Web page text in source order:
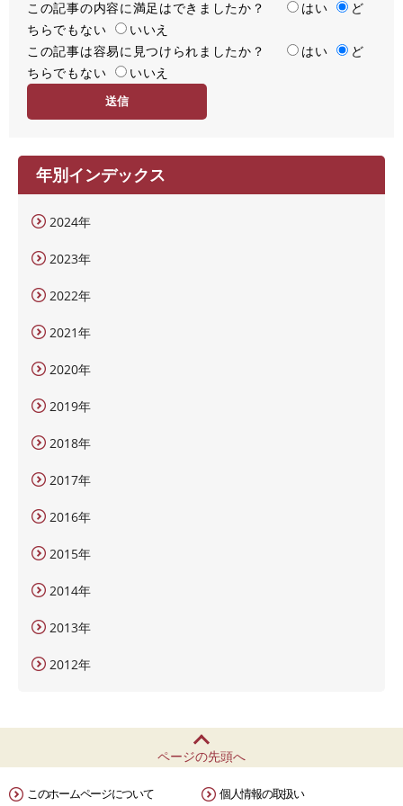
満
足
度
この記事の内容に満足はできましたか？ はい
ど
ちらでもない
いいえ
容
易
この記事は容易に見つけられましたか？ はい
ど
ちらでもない
いいえ
年別インデックス
2024年
2023年
2022年
2021年
2020年
2019年
2018年
2017年
2016年
2015年
2014年
2013年
2012年
ページの先頭へ
このホームページについて 個人情報の取扱い